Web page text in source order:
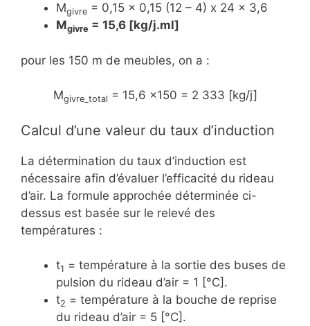
Mgivre = 0,15 x 0,15 (12 – 4) x 24 x 3,6
Mgivre = 15,6 [kg/j.ml]
pour les 150 m de meubles, on a :
Mgivre_total = 15,6 x150 = 2 333 [kg/j]
Calcul d’une valeur du taux d’induction
La détermination du taux d’induction est
nécessaire afin d’évaluer l’efficacité du rideau
d’air. La formule approchée déterminée ci-
dessus est basée sur le relevé des
températures :
t1 = température à la sortie des buses de
pulsion du rideau d’air = 1 [°C].
t2 = température à la bouche de reprise
du rideau d’air = 5 [°C].